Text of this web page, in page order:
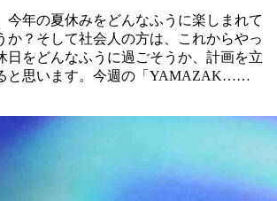
今年の夏休みをどんなふうに楽しまれて
か？そして社会人の方は、これからやっ
日をどんなふうに過ごそうか、計画を立
と思います。今週の「YAMAZAK……